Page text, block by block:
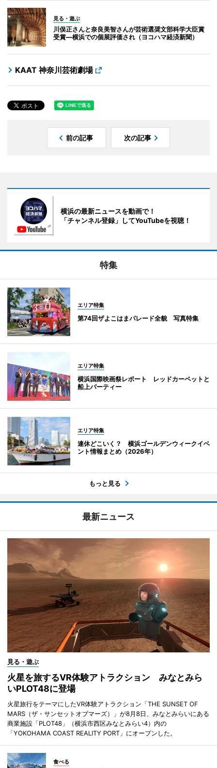
見る・遊ぶ
川俣正さんと奈良美智さんが芸術選奨文部科学大臣賞
受賞―横浜での個展評価され（ヨコハマ経済新聞）
KAAT 神奈川芸術劇場
前の記事 次の記事
横浜の最新ニュースを動画で！
「チャンネル登録」してYouTubeを視聴！
特集
エリア特集
第74回ザよこはまパレード全貌 写真特集
エリア特集
横浜国際映画祭レポート レッドカーペットと
船上パーティー
エリア特集
連休どこいく？ 横浜ゴールデンウィークイベ
ント情報まとめ（2026年）
もっと見る
最新ニュース
見る・遊ぶ
火星を旅するVR体験アトラクション みなとみら
いPLOT48に登場
火星旅行をテーマにしたVR体験アトラクション「THE SUNSET OF
MARS（ザ・サンセットオブマーズ）」が8月8日、みなとみらいにある
商業施設「PLOT48」（横浜市西区みなとみらい4）内の
「YOKOHAMA COAST REALITY PORT」にオープンした。
食べる